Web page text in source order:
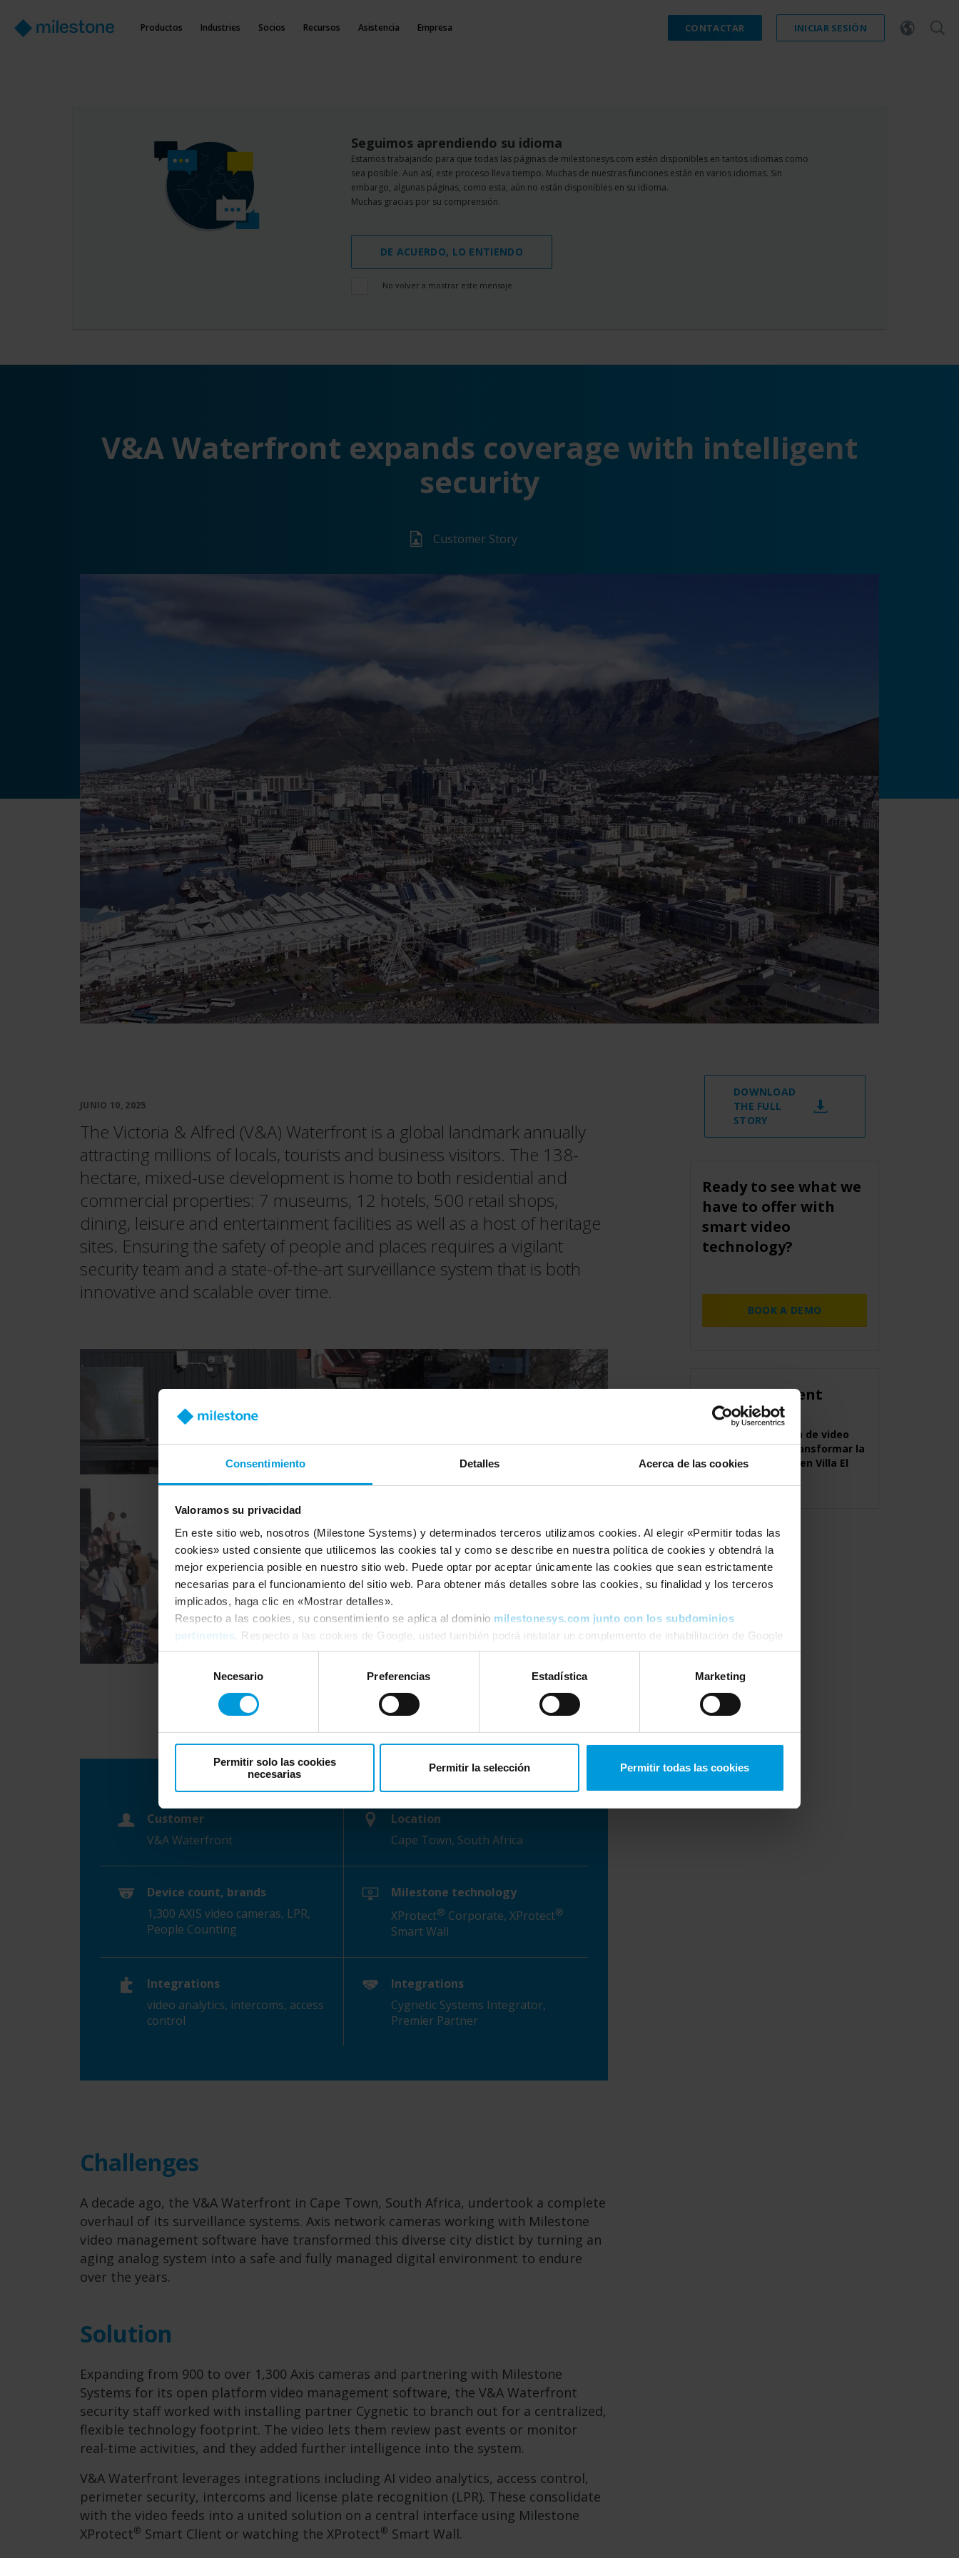
Consentimiento Detalles Acerca de las cookies
Valoramos su privacidad
En este sitio web, nosotros (Milestone Systems) y determinados terceros utilizamos cookies. Al elegir «Permitir todas las
cookies» usted consiente que utilicemos las cookies tal y como se describe en nuestra política de cookies y obtendrá la
mejor experiencia posible en nuestro sitio web. Puede optar por aceptar únicamente las cookies que sean estrictamente
necesarias para el funcionamiento del sitio web. Para obtener más detalles sobre las cookies, su finalidad y los terceros
implicados, haga clic en «Mostrar detalles».
Respecto a las cookies, su consentimiento se aplica al dominio milestonesys.com junto con los subdominios
pertinentes . Respecto a las cookies de Google, usted también podrá instalar un complemento de inhabilitación de Google
Analytics para navegadores aquí:https://tools.google.com/dlpage/gaoptout?hl=es. Usted podrámodificar su
consentimientoen cualquier momento.
consentimiento
Necesario Preferencias Estadística Marketing
Permitir solo las cookies
necesarias
Permitir la selección Permitir todas las cookies
Productos Industries Socios Recursos Asistencia Empresa CONTACTAR INICIAR SESIÓN
Seguimos aprendiendo su idioma
Estamos trabajando para que todas las páginas de milestonesys.com estén disponibles en tantos idiomas como
sea posible. Aun así, este proceso lleva tiempo. Muchas de nuestras funciones están en varios idiomas. Sin
embargo, algunas páginas, como esta, aún no están disponibles en su idioma.
Muchas gracias por su comprensión.
DE ACUERDO, LO ENTIENDO
No volver a mostrar este mensaje
V&A Waterfront expands coverage with intelligent
security
Customer Story
JUNIO 10, 2025
The Victoria & Alfred (V&A) Waterfront is a global landmark annually
attracting millions of locals, tourists and business visitors. The 138-
hectare, mixed-use development is home to both residential and
commercial properties: 7 museums, 12 hotels, 500 retail shops,
dining, leisure and entertainment facilities as well as a host of heritage
sites. Ensuring the safety of people and places requires a vigilant
security team and a state-of-the-art surveillance system that is both
innovative and scalable over time.
Customer
V&A Waterfront
Location
Cape Town, South Africa
Device count, brands
1,300 AXIS video cameras, LPR,
People Counting
Milestone technology
XProtect® Corporate, XProtect®
Smart Wall
Integrations
video analytics, intercoms, access
control
Integrations
Cygnetic Systems Integrator,
Premier Partner
Challenges
A decade ago, the V&A Waterfront in Cape Town, South Africa, undertook a complete
overhaul of its surveillance systems. Axis network cameras working with Milestone
video management software have transformed this diverse city distict by turning an
aging analog system into a safe and fully managed digital environment to endure
over the years.
Solution
Expanding from 900 to over 1,300 Axis cameras and partnering with Milestone
Systems for its open platform video management software, the V&A Waterfront
security staff worked with installing partner Cygnetic to branch out for a centralized,
flexible technology footprint. The video lets them review past events or monitor
real-time activities, and they added further intelligence into the system.
V&A Waterfront leverages integrations including AI video analytics, access control,
perimeter security, intercoms and license plate recognition (LPR). These consolidate
with the video feeds into a united solution on a central interface using Milestone
XProtect® Smart Client or watching the XProtect® Smart Wall.
DOWNLOAD
THE FULL
STORY
Ready to see what we
have to offer with
smart video
technology?
BOOK A DEMO
Related content
Tecnología de video
ayuda a transformar la
seguridad en Villa El